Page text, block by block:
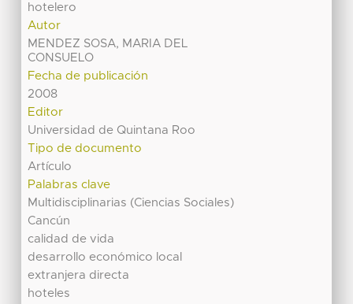
hotelero
Autor
MENDEZ SOSA, MARIA DEL
CONSUELO
Fecha de publicación
2008
Editor
Universidad de Quintana Roo
Tipo de documento
Artículo
Palabras clave
Multidisciplinarias (Ciencias Sociales)
Cancún
calidad de vida
desarrollo económico local
extranjera directa
hoteles